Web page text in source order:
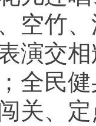
空竹
演交
全民
关、